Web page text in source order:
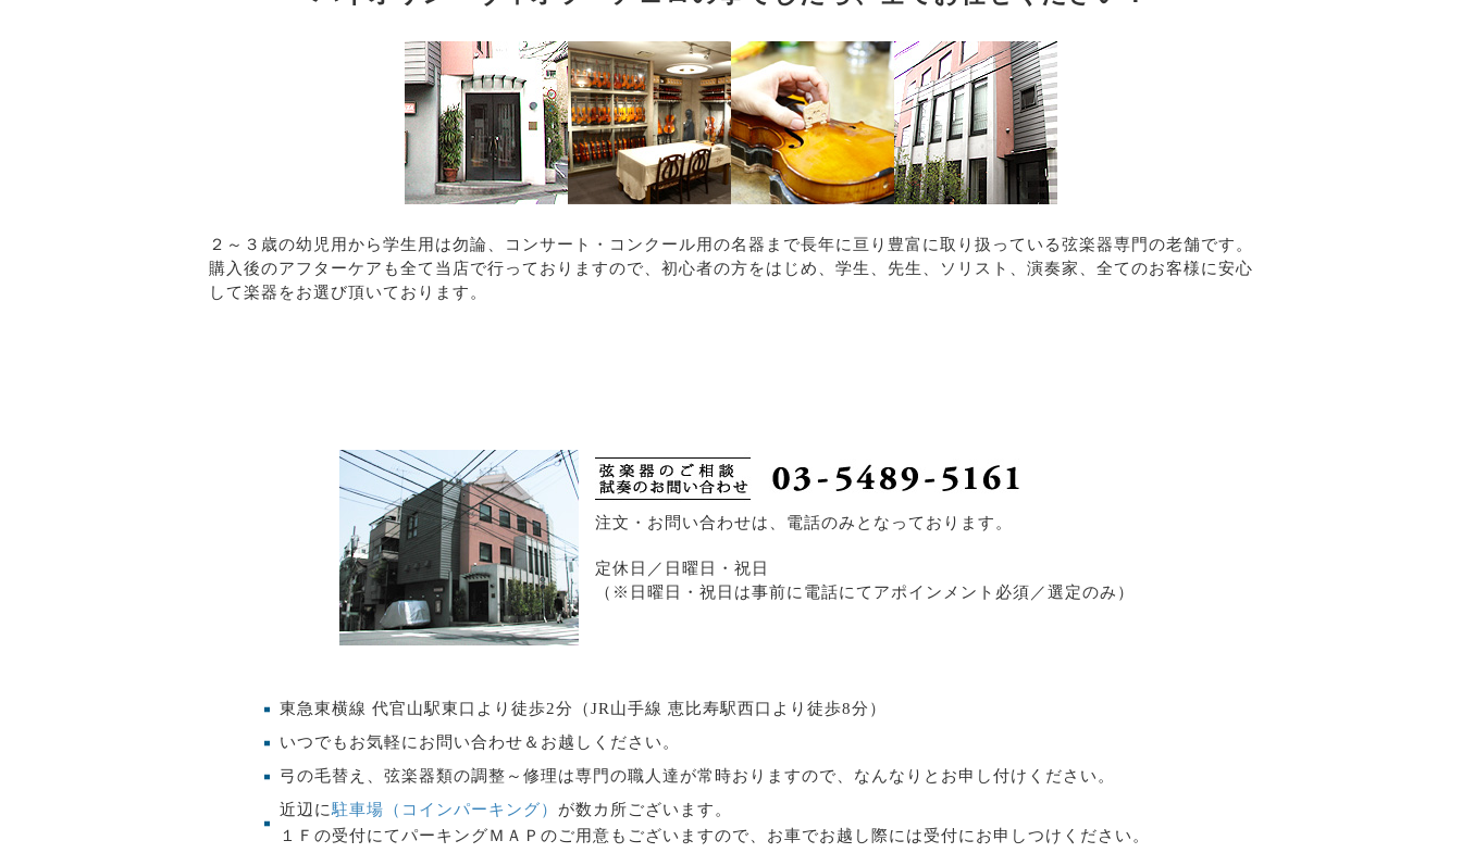
２～３歳の幼児用から学生用は勿論、コンサート・コンクール用の名器まで長年に亘り豊富に取り扱っている弦楽器専門の老舗です。
購入後のアフターケアも全て当店で行っておりますので、初心者の方をはじめ、学生、先生、ソリスト、演奏家、全てのお客様に安心
して楽器をお選び頂いております。
注文・お問い合わせは、電話のみとなっております。
定休日／日曜日・祝日
（※日曜日・祝日は事前に電話にてアポインメント必須／選定のみ）
東急東横線 代官山駅東口より徒歩2分（JR山手線 恵比寿駅西口より徒歩8分）
いつでもお気軽にお問い合わせ＆お越しください。
弓の毛替え、弦楽器類の調整～修理は専門の職人達が常時おりますので、なんなりとお申し付けください。
近辺に駐車場（コインパーキング） が数カ所ございます。
１Ｆの受付にてパーキングＭＡＰのご用意もございますので、お車でお越し際には受付にお申しつけください。